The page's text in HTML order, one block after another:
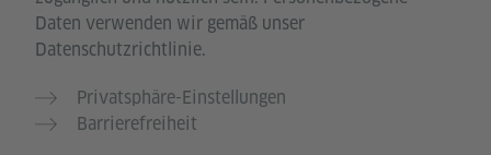
Daten verwenden wir gemäß unser
Datenschutzrichtlinie.
Privatsphäre-Einstellungen
Barrierefreiheit